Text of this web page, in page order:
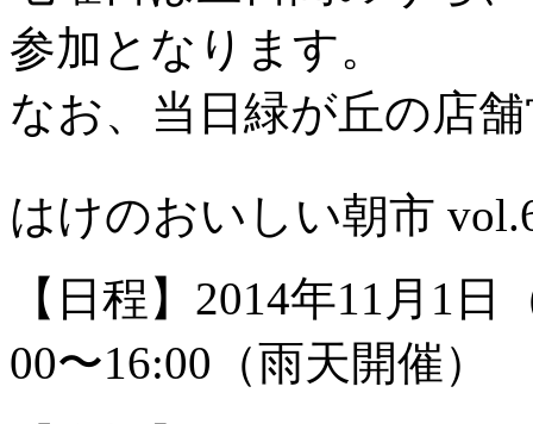
参加となります。
なお、当日緑が丘の店
はけのおいしい朝市
【日程】2014年11月1
00〜16:00（雨天開催）